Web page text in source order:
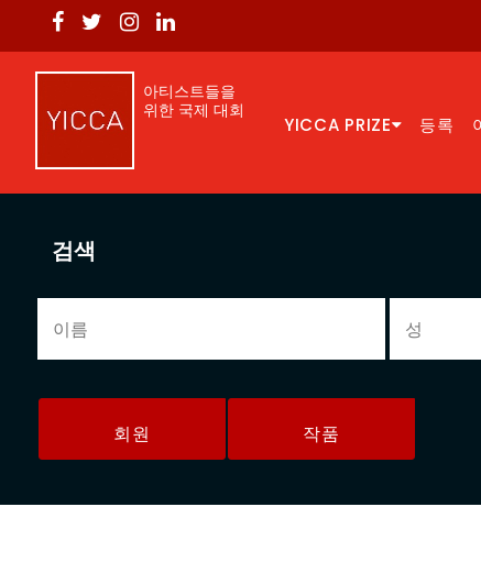
아티스트들을
위한 국제 대회
YICCA PRIZE 등록
검색
회원 작품